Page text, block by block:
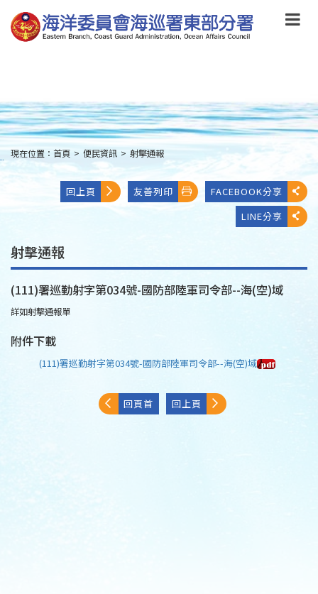
到
主
要
main
content
:::
現在位置： 首頁 > 便民資訊 > 射擊通報
回上頁 友善列印
FACEBOOK分享
LINE分享
射擊通報
(111)署巡勤射字第034號-國防部陸軍司令部--海(空)域
詳如射擊通報單
附件下載
(111)署巡勤射字第034號-國防部陸軍司令部--海(空)域
回頁首 回上頁